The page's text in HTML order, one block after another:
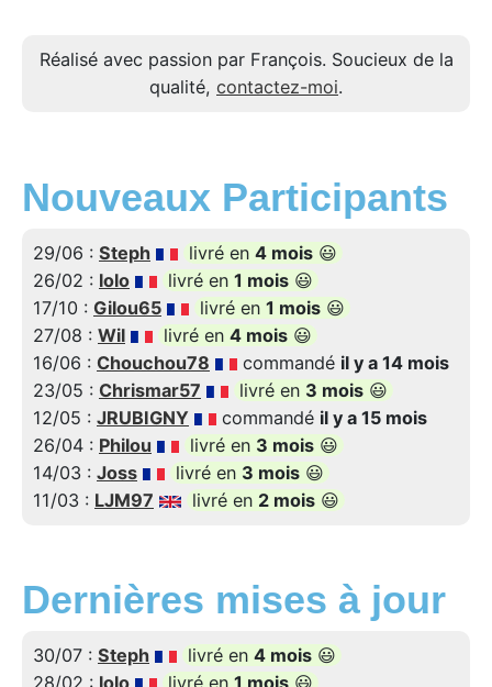
Réalisé avec passion par François. Soucieux de la
qualité, contactez-moi.
Nouveaux Participants
29/06 : Steph livré en 4 mois 😃
26/02 : lolo livré en 1 mois 😃
17/10 : Gilou65 livré en 1 mois 😃
27/08 : Wil livré en 4 mois 😃
16/06 : Chouchou78 commandé il y a 14 mois
23/05 : Chrismar57 livré en 3 mois 😃
12/05 : JRUBIGNY commandé il y a 15 mois
26/04 : Philou livré en 3 mois 😃
14/03 : Joss livré en 3 mois 😃
11/03 : LJM97 livré en 2 mois 😃
Dernières mises à jour
30/07 : Steph livré en 4 mois 😃
28/02 : lolo livré en 1 mois 😃